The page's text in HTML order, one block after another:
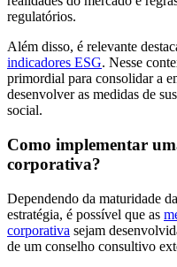
regulatórios.
Além disso, é relevante
indicadores ESG. Nesse
primordial para consolidar a
desenvolver as medidas de
social.
Como implementar
corporativa?
Dependendo da maturidade
estratégia, é possível que as
corporativa sejam
de um conselho consultivo